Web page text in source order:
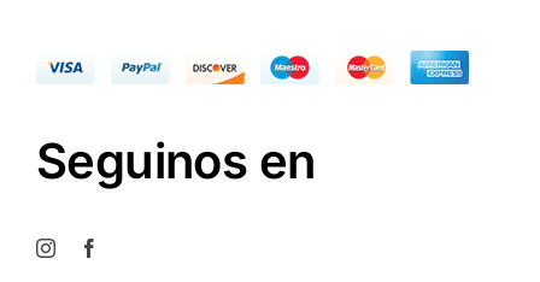
Seguinos en